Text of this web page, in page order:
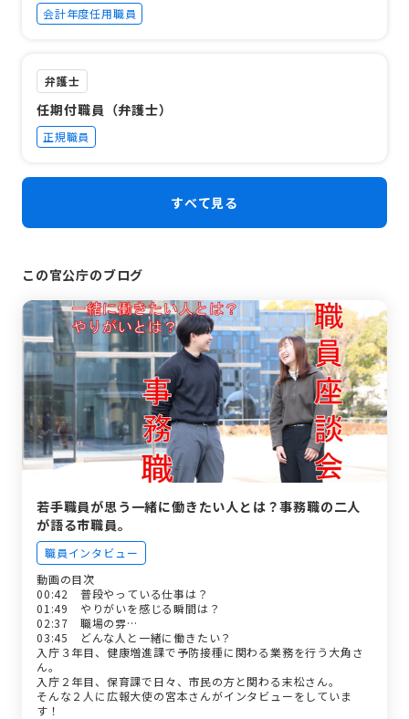
会計年度任用職員
弁護士
任期付職員（弁護士）
正規職員
すべて見る
この官公庁のブログ
若手職員が思う一緒に働きたい人とは？事務職の二人
が語る市職員。
職員インタビュー
動画の目次
00:42 普段やっている仕事は？
01:49 やりがいを感じる瞬間は？
02:37 職場の雰…
03:45 どんな人と一緒に働きたい？
入庁３年目、健康増進課で予防接種に関わる業務を行う大角さ
ん。
入庁２年目、保育課で日々、市民の方と関わる末松さん。
そんな２人に広報大使の宮本さんがインタビューをしていま
す！